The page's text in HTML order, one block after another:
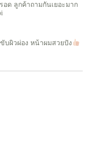
อด ลูกค้าถามกันเยอะมาก
ขับผิวผ่อง หน้าผมสวยปัง